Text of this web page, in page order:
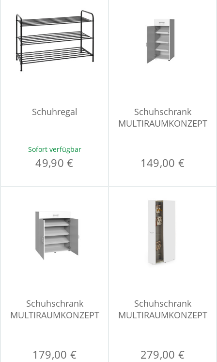
Schuhregal
Sofort verfügbar
49,90 €
Schuhschrank
MULTIRAUMKONZEPT
149,00 €
Schuhschrank
MULTIRAUMKONZEPT
179,00 €
Schuhschrank
MULTIRAUMKONZEPT
279,00 €